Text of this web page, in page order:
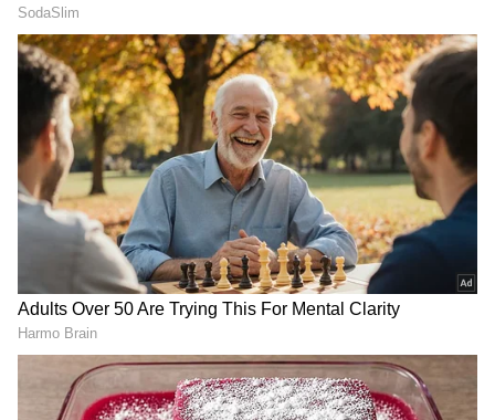
Image Credit : X
ಮಿಥುನ
ಈ ರಾಶಿಯಲ್ಲಿ ಅಧಿಪತಿ ಬುಧನ ಪ್ರವೇಶದಿಂದಾಗಿ ಈ
ರಾಶಿಯ ಜನರಿಗೆ ಭದ್ರ ಮಹಾ ಪುರುಷ ಯೋಗ ಉಂಟಾಗಿದೆ.
ಇದರಿಂದಾಗಿ ಕೀರ್ತಿ ಮತ್ತು ಕೀರ್ತಿ ಹೆಚ್ಚಾಗುತ್ತದೆ. ರಾಜಪೂಜ್ಯ
ಉಂಟಾಗುತ್ತದೆ. ರಾಜಯೋಗಗಳು ಮತ್ತು ಧನ ಯೋಗಗಳು
ಉಂಟಾಗುತ್ತವೆ. ಉದ್ಯೋಗ ಮತ್ತು ಹಣಕಾಸಿನಲ್ಲಿ ಸ್ಥಿರತೆಯ
ಸಾಧ್ಯತೆ ಇರುತ್ತದೆ. ಅವರು ವೈಯಕ್ತಿಕ ಮತ್ತು ಕೌಟುಂಬಿಕ
ಸಮಸ್ಯೆಗಳನ್ನು ಸಕಾಲಿಕವಾಗಿ ಪರಿಹರಿಸಲು ಸಾಧ್ಯವಾಗುತ್ತದೆ.